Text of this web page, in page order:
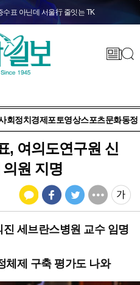
수표 아닌데 서울行 줄잇는 TK
회정치 경제 포토영상스포츠문화동정
, 여의도연구원 신
원 지명
세브란스병원 교수 임명
체제 구축 평가도 나와